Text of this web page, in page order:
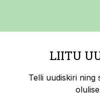
LIITU
Telli uudiskiri ning